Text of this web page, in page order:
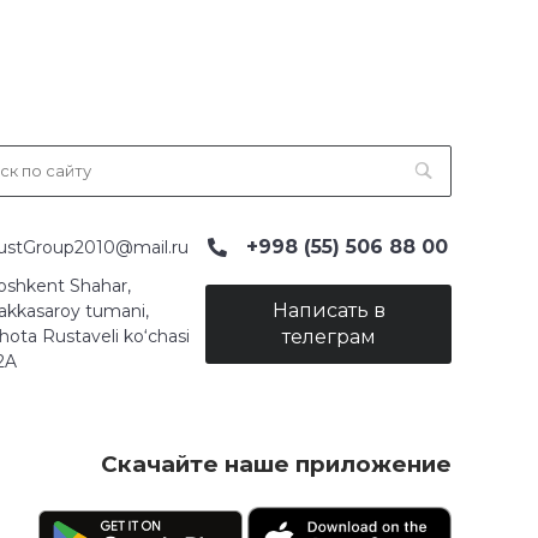
+998 (55) 506 88 00
Shahar,
tumani,
Rustaveli ko‘chasi
Написать в
телеграм
Скачайте наше приложение